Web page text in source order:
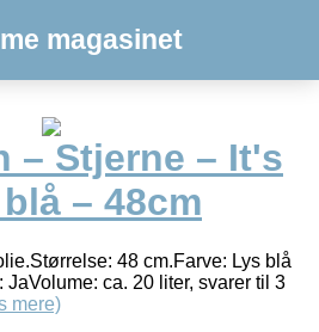
magasinet
– Stjerne – It's
– 48cm
48 cm.Farve: Lys blå
ca. 20 liter, svarer til 3
mere)